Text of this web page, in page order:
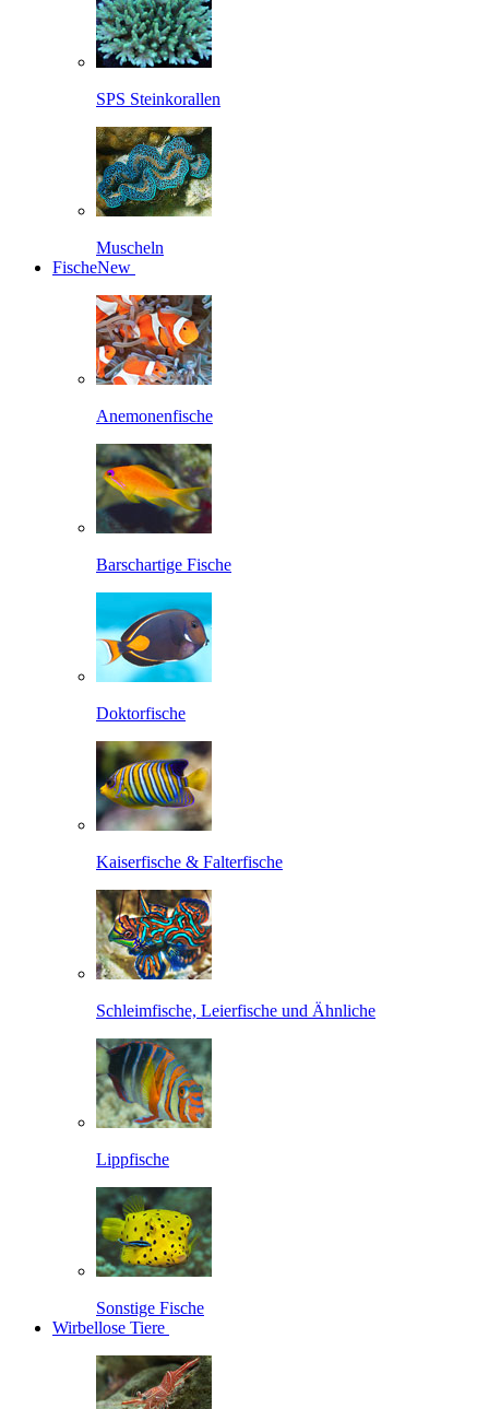
SPS Steinkorallen
Muscheln
FischeNew
Anemonenfische
Barschartige Fische
Doktorfische
Kaiserfische & Falterfische
Schleimfische, Leierfische und Ähnliche
Lippfische
Sonstige Fische
Wirbellose Tiere